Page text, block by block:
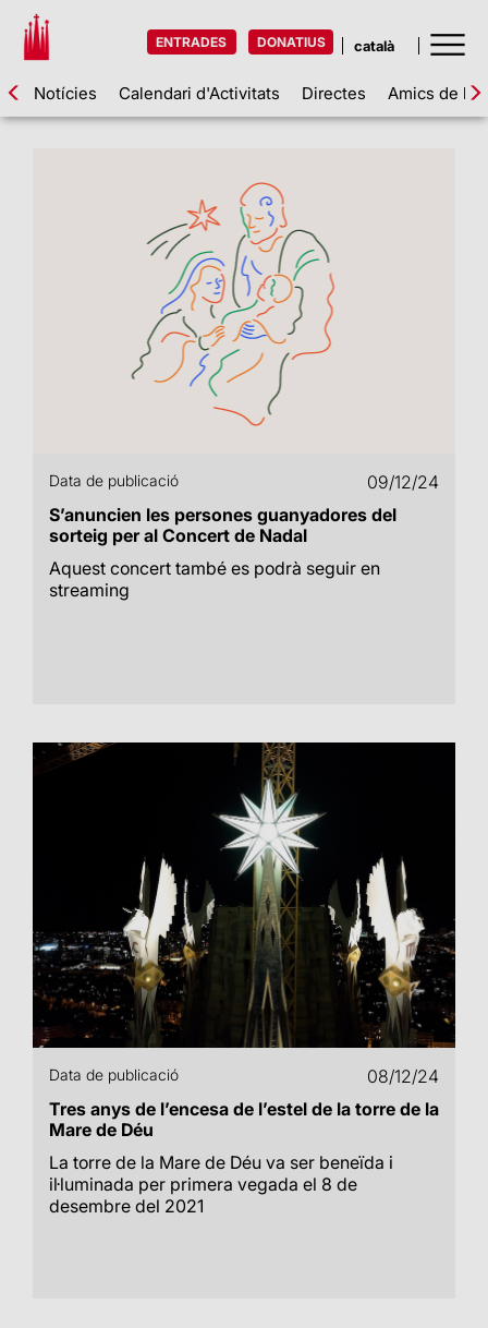
ENTRADES DONATIUS
Notícies Calendari d'Activitats Directes Amics de la
Data de publicació
09/12/24
S’anuncien les persones guanyadores del
sorteig per al Concert de Nadal
Aquest concert també es podrà seguir en
streaming
Data de publicació
08/12/24
Tres anys de l’encesa de l’estel de la torre de la
Mare de Déu
La torre de la Mare de Déu va ser beneïda i
il·luminada per primera vegada el 8 de
desembre del 2021